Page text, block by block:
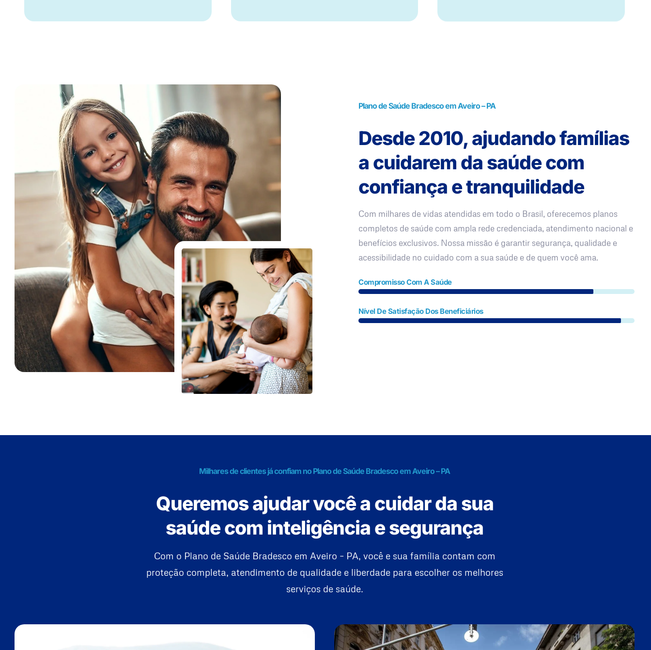
Plano de Saúde Bradesco em Aveiro – PA
Desde 2010, ajudando famílias
a cuidarem da saúde com
confiança e tranquilidade
Com milhares de vidas atendidas em todo o Brasil, oferecemos planos
completos de saúde com ampla rede credenciada, atendimento nacional e
benefícios exclusivos. Nossa missão é garantir segurança, qualidade e
acessibilidade no cuidado com a sua saúde e de quem você ama.
Compromisso Com A Saúde
Nível De Satisfação Dos Beneficiários
Milhares de clientes já confiam no Plano de Saúde Bradesco em Aveiro – PA
Queremos ajudar você a cuidar da sua
saúde com inteligência e segurança
Com o Plano de Saúde Bradesco em Aveiro – PA, você e sua família contam com
proteção completa, atendimento de qualidade e liberdade para escolher os melhores
serviços de saúde.